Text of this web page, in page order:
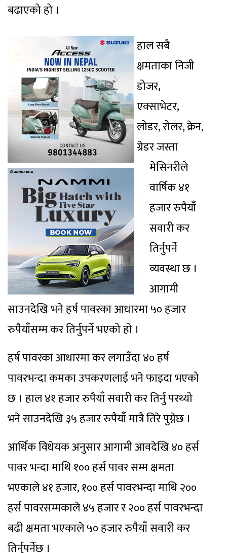
बढाएको हो ।
हाल सबै
क्षमताका निजी
डोजर,
एक्साभेटर,
लोडर, रोलर, क्रेन,
ग्रेडर जस्ता
मेसिनरीले
वार्षिक ४१
हजार रुपैयाँ
सवारी कर
तिर्नुपर्ने
व्यवस्था छ ।
आगामी
साउनदेखि भने हर्ष पावरका आधारमा ५० हजार
रुपैयाँसम्म कर तिर्नुपर्ने भएको हो ।
हर्ष पावरका आधारमा कर लगाउँदा ४० हर्ष
पावरभन्दा कमका उपकरणलाई भने फाइदा भएको
छ । हाल ४१ हजार रुपैयाँ सवारी कर तिर्नु परथ्यो
भने साउनदेखि ३५ हजार रुपैयाँ मात्रै तिरे पुग्नेछ ।
आर्थिक विधेयक अनुसार आगामी आवदेखि ४० हर्स
पावर भन्दा माथि १०० हर्स पावर सम्म क्षमता
भएकाले ४१ हजार, १०० हर्स पावरभन्दा माथि २००
हर्स पावरसम्मकाले ४५ हजार र २०० हर्स पावरभन्दा
बढी क्षमता भएकाले ५० हजार रुपैयाँ सवारी कर
तिर्नुपर्नेछ ।